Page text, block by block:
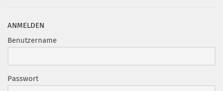
Newsletter
Clubmagazin
MCM Club TV
ANMELDEN
Benutzername
Passwort